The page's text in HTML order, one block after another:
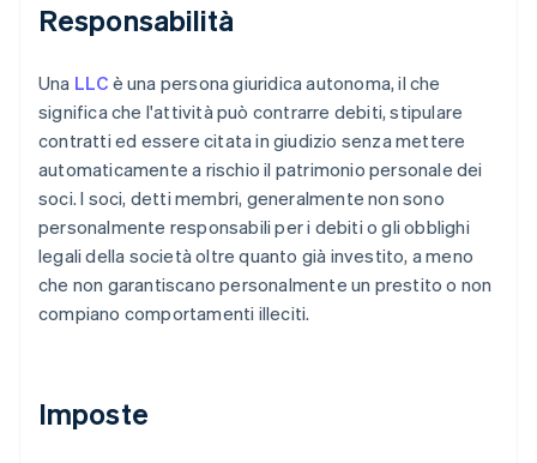
Responsabilità
Una LLC è una persona giuridica autonoma, il che
significa che l'attività può contrarre debiti, stipulare
contratti ed essere citata in giudizio senza mettere
automaticamente a rischio il patrimonio personale dei
soci. I soci, detti membri, generalmente non sono
personalmente responsabili per i debiti o gli obblighi
legali della società oltre quanto già investito, a meno
che non garantiscano personalmente un prestito o non
compiano comportamenti illeciti.
Imposte